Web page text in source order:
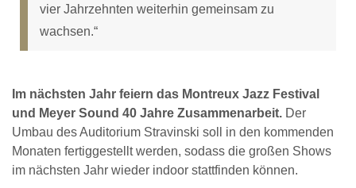
vier Jahrzehnten weiterhin gemeinsam zu
wachsen.“
Im nächsten Jahr feiern das Montreux Jazz Festival
und Meyer Sound 40 Jahre Zusammenarbeit. Der
Umbau des Auditorium Stravinski soll in den kommenden
Monaten fertiggestellt werden, sodass die großen Shows
im nächsten Jahr wieder indoor stattfinden können.